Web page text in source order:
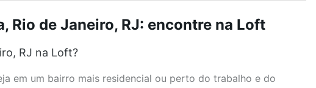
Rio de Janeiro, RJ: encontre na Loft
RJ na Loft?
em um bairro mais residencial ou perto do trabalho e do